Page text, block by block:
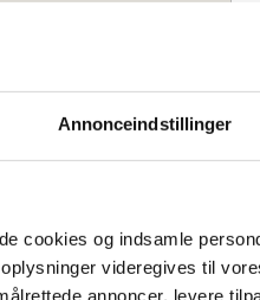
Annonceindstillinger
cookies og indsamle
videregives til
annoncer, levere
smukke udsigt